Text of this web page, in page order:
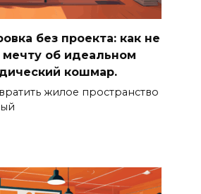
без проекта: как не
мечту об идеальном
кошмар.
жилое пространство